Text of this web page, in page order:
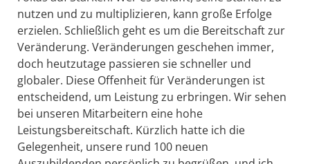
nutzen und zu multiplizieren, kann große Erfolge
erzielen. Schließlich geht es um die Bereitschaft zur
Veränderung. Veränderungen geschehen immer,
doch heutzutage passieren sie schneller und
globaler. Diese Offenheit für Veränderungen ist
entscheidend, um Leistung zu erbringen. Wir sehen
bei unseren Mitarbeitern eine hohe
Leistungsbereitschaft. Kürzlich hatte ich die
Gelegenheit, unsere rund 100 neuen